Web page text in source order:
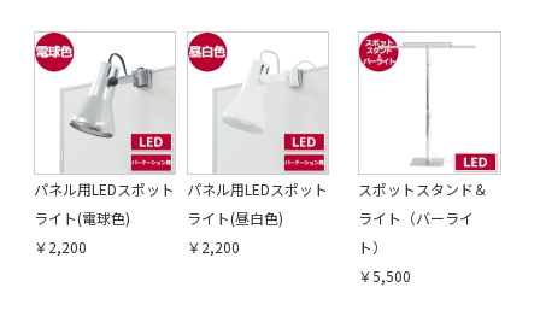
パネル用LEDスポット
ライト(電球色)
￥2,200
パネル用LEDスポット
ライト(昼白色)
￥2,200
スポットスタンド＆
ライト（バーライ
ト）
￥5,500